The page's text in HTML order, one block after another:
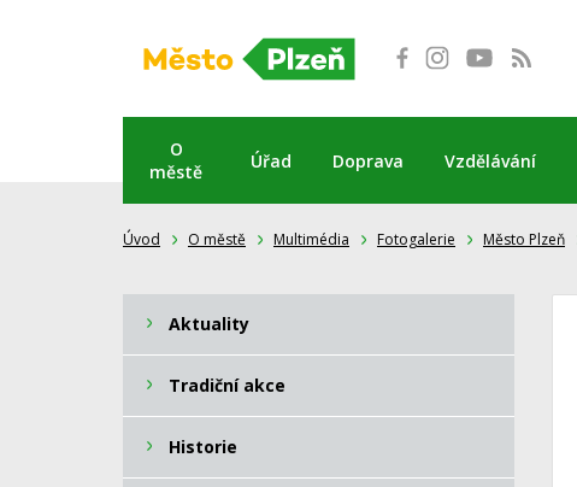
O
městě
Úřad Doprava Vzdělávání
Úvod O městě Multimédia Fotogalerie Město Plzeň
Aktuality
Tradiční akce
Historie